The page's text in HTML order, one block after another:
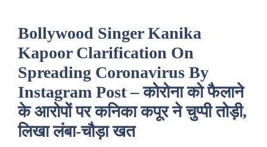
Bollywood Singer Kanika
Kapoor Clarification On
Spreading Coronavirus By
Instagram Post – कोरोना को फैलाने
के आरोपों पर कनिका कपूर ने चुप्पी तोड़ी,
लिखा लंबा-चौड़ा खत